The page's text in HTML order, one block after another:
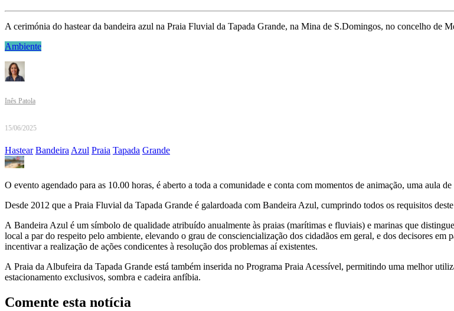
A cerimónia do hastear da bandeira azul na Praia Fluvial da Tapada Grande, na Mina de S.Domingos, no concelho de
Ambiente
Inês Patola
15/06/2025
Hastear BandeiraAzul Praia Tapada Grande
O evento agendado para as 10.00 horas, é aberto a toda a comunidade e conta com momentos de animação, uma aula
Desde 2012 que a Praia Fluvial da Tapada Grande é galardoada com Bandeira Azul, cumprindo todos os requisitos
A Bandeira Azul é um símbolo de qualidade atribuído anualmente às praias (marítimas e fluviais) e marinas que
local a par do respeito pelo ambiente, elevando o grau de consciencialização dos cidadãos em geral, e dos decisores
incentivar a realização de ações condicentes à resolução dos problemas aí existentes.
A Praia da Albufeira da Tapada Grande está também inserida no Programa Praia Acessível, permitindo uma melhor
estacionamento exclusivos, sombra e cadeira anfíbia.
Comente esta notícia